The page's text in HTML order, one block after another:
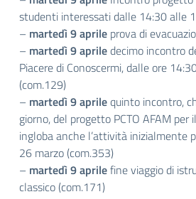
studenti interessati dalle 14:30 alle
– martedì 9 aprile prova di
– martedì 9 apriledecimo incontro
Piacere di Conoscermi, dalle ore
(com.129)
– martedì 9 aprilequinto incontro,
giorno, del progetto PCTO AFAM per
ingloba anche l’attività inizialmente
26 marzo (com.353)
– martedì 9 aprilefine viaggio di
classico (com.171)